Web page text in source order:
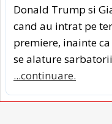
Donald Trump si
cand au intrat pe
premiere, inainte
se alature
...continuare.